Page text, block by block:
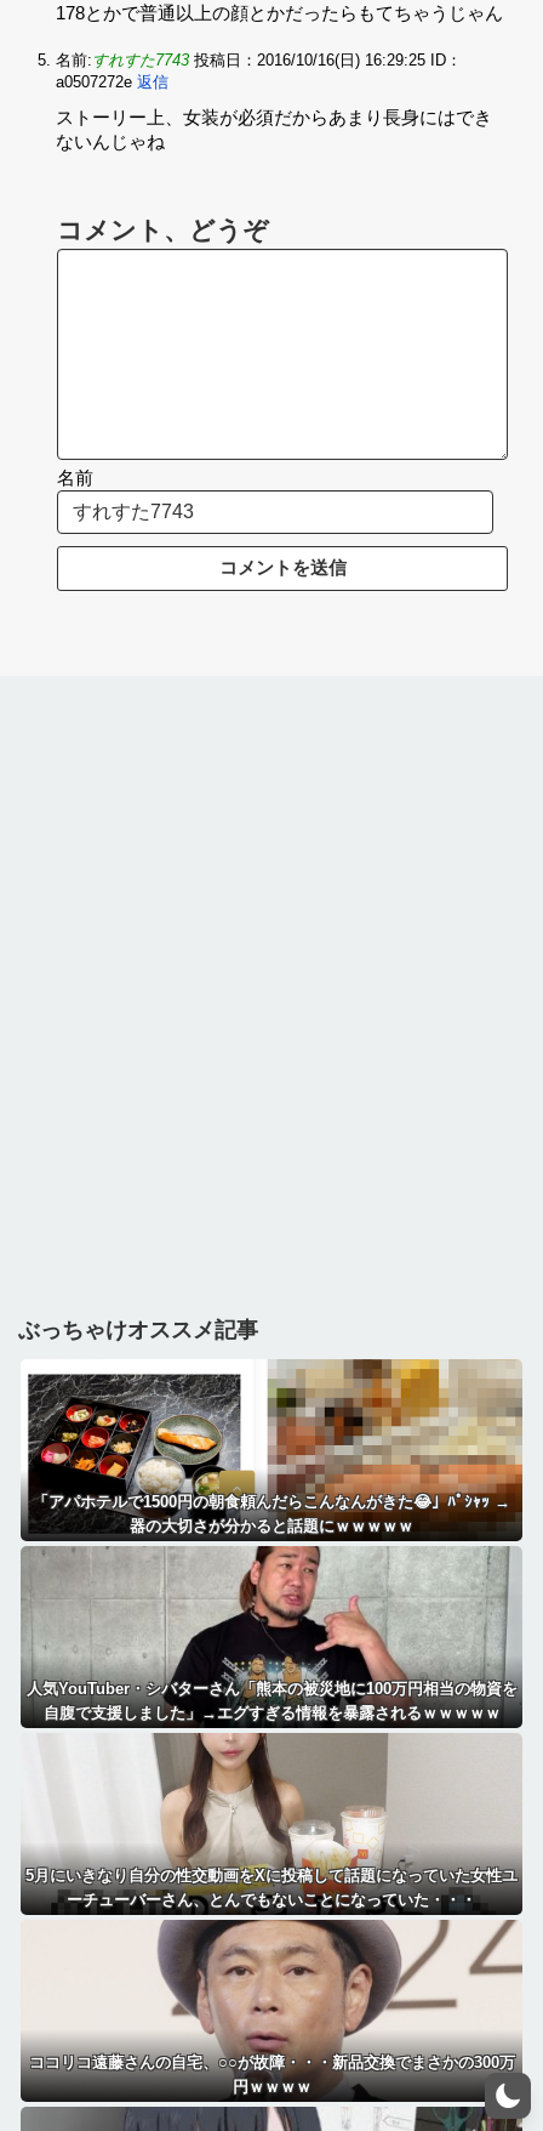
178とかで普通以上の顔とかだったらもてちゃうじゃん
名前: すれすた7743 投稿日：2016/10/16(日) 16:29:25
ID：
a0507272e 返信
ストーリー上、女装が必須だからあまり長身にはでき
ないんじゃね
コメント、どうぞ
名前
ぶっちゃけオススメ記事
「アパホテルで1500円の朝食頼んだらこんなんがきた😂」ﾊﾟｼｬｯ →
器の大切さが分かると話題にｗｗｗｗｗ
人気YouTuber・シバターさん「熊本の被災地に100万円相当の物資を
自腹で支援しました」→エグすぎる情報を暴露されるｗｗｗｗｗ
5月にいきなり自分の性交動画をXに投稿して話題になっていた女性ユ
ーチューバーさん、とんでもないことになっていた・・・
ココリコ遠藤さんの自宅、○○が故障・・・新品交換でまさかの300万
円ｗｗｗｗ